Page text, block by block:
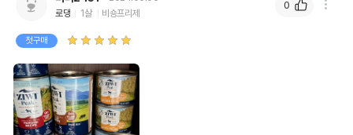
로댕
1살 비숑프리제
첫구매
0